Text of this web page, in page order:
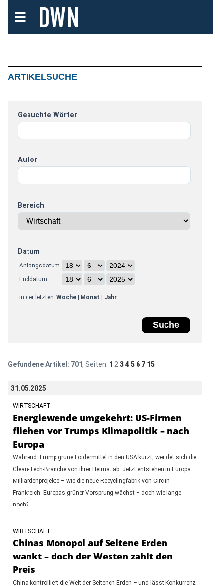
ARTIKELSUCHE
Gesuchte Wörter
Autor
Bereich
Datum
Anfangsdatum
Enddatum
in der letzten: Woche| Monat Jahr
Gefundene Artikel: 701, Seiten: 1 2 3 4 5 6 7 15
31.05.2025
WIRTSCHAFT
Energiewende umgekehrt: US-Firmen
fliehen vor Trumps Klimapolitik – nach
Europa
Während Trump grüne Fördermittel in den USA kürzt, wendet sich die
Clean-Tech-Branche von ihrer Heimat ab. Jetzt entstehen in Europa
Milliardenprojekte – wie die neue Recyclingfabrik von Circ in
Frankreich. Europas grüner Vorsprung wächst – doch wie lange
noch?
WIRTSCHAFT
Chinas Monopol auf Seltene Erden
wankt – doch der Westen zahlt den
Preis
China kontrolliert die Welt der Seltenen Erden – und lässt Konkurrenz